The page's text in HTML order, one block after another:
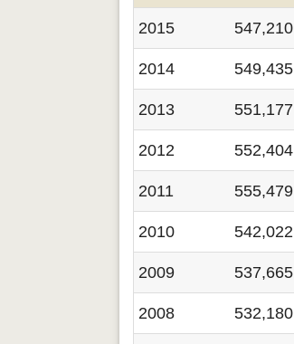
2015 547,210
2014 549,435
2013 551,177
2012 552,404
2011 555,479
2010 542,022
2009 537,665
2008 532,180